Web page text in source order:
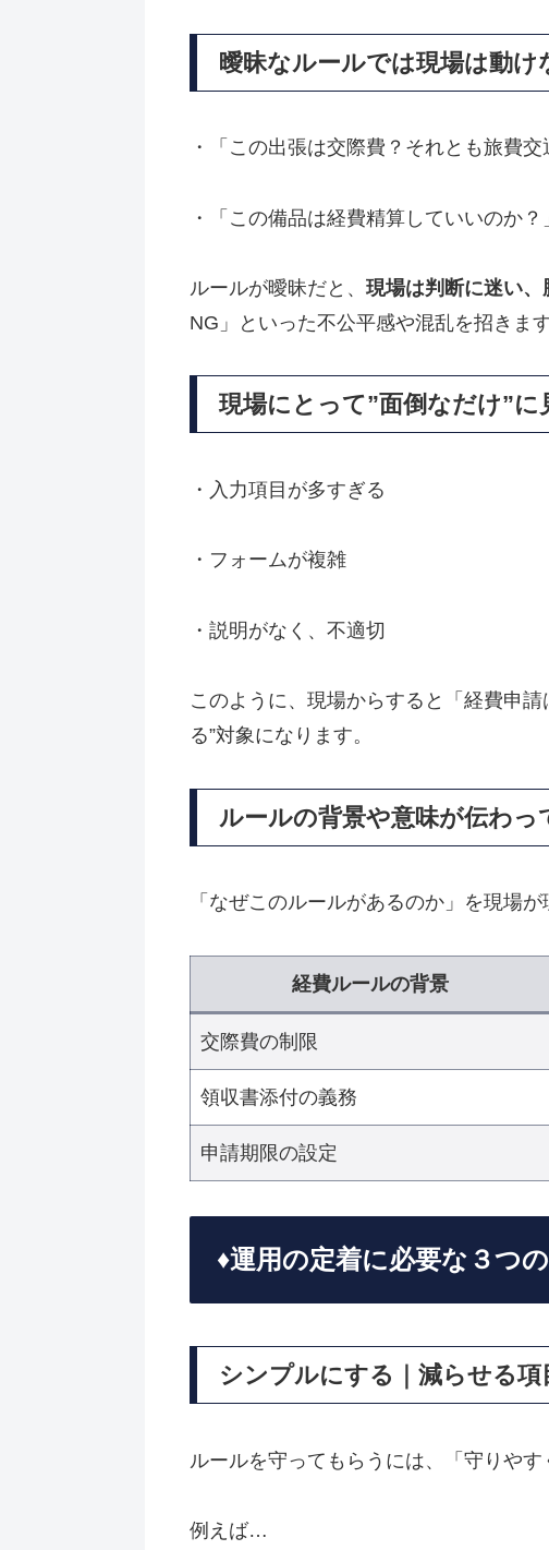
曖昧なルールでは現場は動け
・「この出張は交際費？それとも旅費交
・「この備品は経費精算していいのか？
ルールが曖昧だと、 現場は判断に迷い、
NG」といった不公平感や混乱を招きます
現場にとって”面倒なだけ”に
・入力項目が多すぎる
・フォームが複雑
・説明がなく、不適切
このように、現場からすると「経費申
る”対象になります。
ルールの背景や意味が伝わっ
「なぜこのルールがあるのか」を現場
経費ルールの背景
交際費の制限
領収書添付の義務
申請期限の設定
♦️運用の定着に必要な３つ
シンプルにする｜減らせる項
ルールを守ってもらうには、「守りやす
例えば…